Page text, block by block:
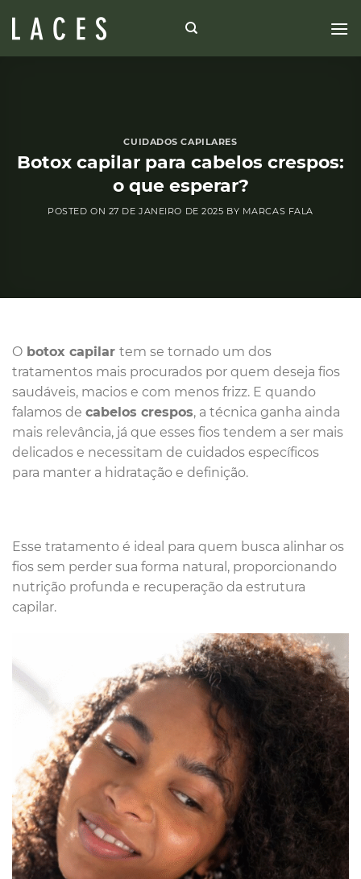
CUIDADOS CAPILARES
Botox capilar para cabelos crespos:
o que esperar?
POSTED ON 27 DE JANEIRO DE 2025 BY MARCAS FALA
O botox capilar tem se tornado um dos
tratamentos mais procurados por quem deseja fios
saudáveis, macios e com menos frizz. E quando
falamos de cabelos crespos, a técnica ganha ainda
mais relevância, já que esses fios tendem a ser mais
delicados e necessitam de cuidados específicos
para manter a hidratação e definição.
Esse tratamento é ideal para quem busca alinhar os
fios sem perder sua forma natural, proporcionando
nutrição profunda e recuperação da estrutura
capilar.